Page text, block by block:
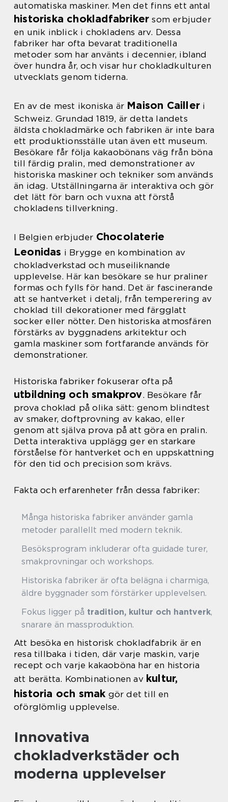
automatiska maskiner. Men det finns ett antal
historiska chokladfabriker som erbjuder
en unik inblick i chokladens arv. Dessa
fabriker har ofta bevarat traditionella
metoder som har använts i decennier, ibland
över hundra år, och visar hur chokladkulturen
utvecklats genom tiderna.
En av de mest ikoniska är Maison Cailler i
Schweiz. Grundad 1819, är detta landets
äldsta chokladmärke och fabriken är inte bara
ett produktionsställe utan även ett museum.
Besökare får följa kakaobönans väg från böna
till färdig pralin, med demonstrationer av
historiska maskiner och tekniker som används
än idag. Utställningarna är interaktiva och gör
det lätt för barn och vuxna att förstå
chokladens tillverkning.
I Belgien erbjuder Chocolaterie
Leonidas i Brygge en kombination av
chokladverkstad och museiliknande
upplevelse. Här kan besökare se hur praliner
formas och fylls för hand. Det är fascinerande
att se hantverket i detalj, från temperering av
choklad till dekorationer med färgglatt
socker eller nötter. Den historiska atmosfären
förstärks av byggnadens arkitektur och
gamla maskiner som fortfarande används för
demonstrationer.
Historiska fabriker fokuserar ofta på
utbildning och smakprov. Besökare får
prova choklad på olika sätt: genom blindtest
av smaker, doftprovning av kakao, eller
genom att själva prova på att göra en pralin.
Detta interaktiva upplägg ger en starkare
förståelse för hantverket och en uppskattning
för den tid och precision som krävs.
Fakta och erfarenheter från dessa fabriker:
Många historiska fabriker använder gamla
metoder parallellt med modern teknik.
Besöksprogram inkluderar ofta guidade turer,
smakprovningar och workshops.
Historiska fabriker är ofta belägna i charmiga,
äldre byggnader som förstärker upplevelsen.
Fokus ligger på tradition, kultur och hantverk,
snarare än massproduktion.
Att besöka en historisk chokladfabrik är en
resa tillbaka i tiden, där varje maskin, varje
recept och varje kakaoböna har en historia
att berätta. Kombinationen av kultur,
historia och smak gör det till en
oförglömlig upplevelse.
Innovativa
chokladverkstäder och
moderna upplevelser